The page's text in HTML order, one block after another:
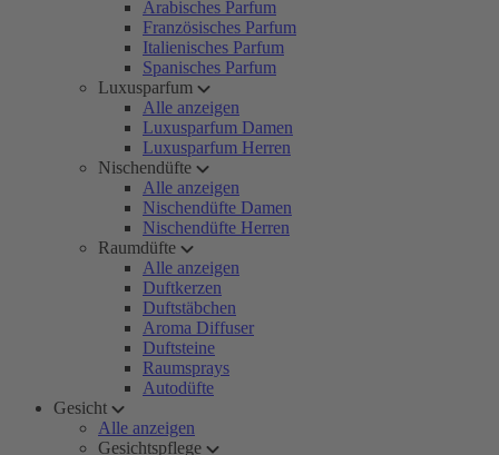
Arabisches Parfum
Französisches Parfum
Italienisches Parfum
Spanisches Parfum
Luxusparfum
Alle anzeigen
Luxusparfum Damen
Luxusparfum Herren
Nischendüfte
Alle anzeigen
Nischendüfte Damen
Nischendüfte Herren
Raumdüfte
Alle anzeigen
Duftkerzen
Duftstäbchen
Aroma Diffuser
Duftsteine
Raumsprays
Autodüfte
Gesicht
Alle anzeigen
Gesichtspflege